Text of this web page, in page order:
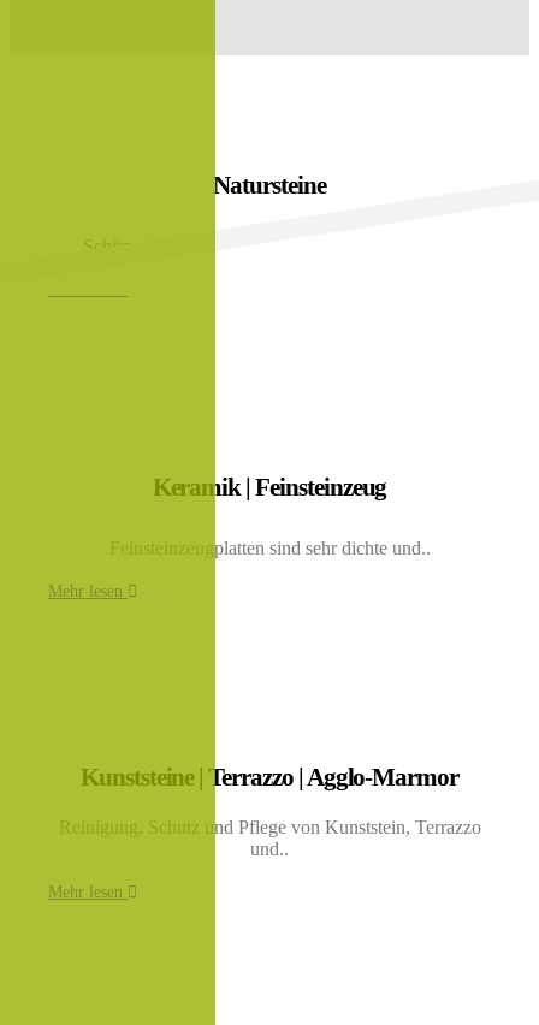
Natursteine
Schön wie die Natur sind Beläge aus Naturstein..
Keramik | Feinsteinzeug
Feinsteinzeugplatten sind sehr dichte und..
Mehr lesen
Kunststeine | Terrazzo | Agglo-Marmor
Reinigung, Schutz und Pflege von Kunststein, Terrazzo
und..
Mehr lesen